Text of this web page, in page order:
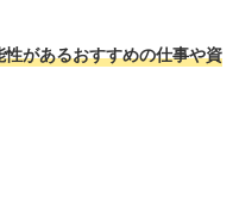
があるおすすめの仕事や資